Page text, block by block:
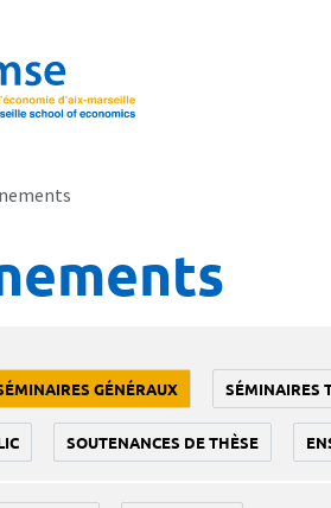
GÉNÉRAUX SÉMINAIRES
SOUTENANCES DE THÈSE